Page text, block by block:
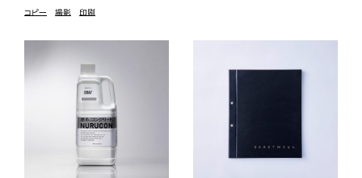
コピー
撮影 印刷